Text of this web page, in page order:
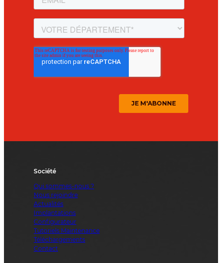
Société
Qui sommes-nous ?
Nous rejoindre
Actualités
Implantations
Configurateur
Tutoriels Maintenance
Téléchargements
Contact